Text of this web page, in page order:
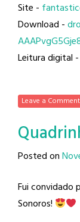
Site -
Download -
Leitura digital -
Leave a Comment
Posted on
Fui convidado
Sonoros!